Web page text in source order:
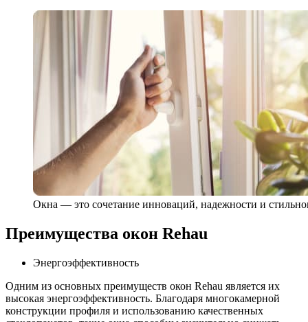
Окна — это сочетание инноваций, надежности и
Преимущества окон Rehau
Энергоэффективность
Одним из основных преимуществ окон Rehau является их
высокая энергоэффективность. Благодаря многокамерной
конструкции профиля и использованию качественных